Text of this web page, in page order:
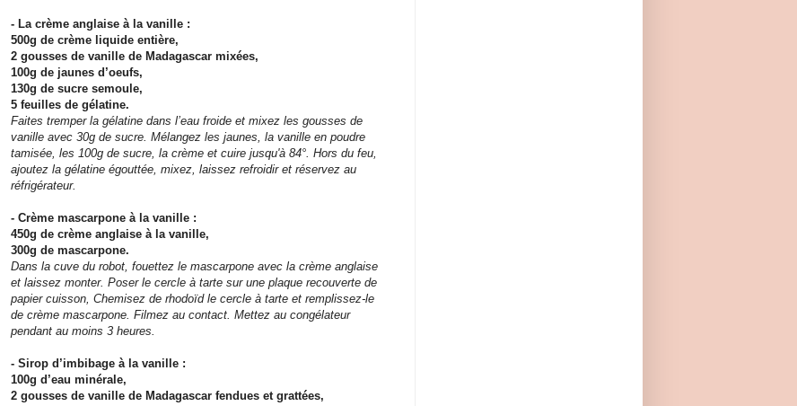
- La crème anglaise à la vanille :
500g de crème liquide entière,
2 gousses de vanille de Madagascar mixées,
100g de jaunes d’oeufs,
130g de sucre semoule,
5 feuilles de gélatine.
Faites tremper la gélatine dans l’eau froide et mixez les gousses de
vanille avec 30g de sucre. Mélangez les jaunes, la vanille en poudre
tamisée, les 100g de sucre, la crème et cuire jusqu'à 84°. Hors du feu,
ajoutez la gélatine égouttée, mixez, laissez refroidir et réservez au
réfrigérateur.
- Crème mascarpone à la vanille :
450g de crème anglaise à la vanille,
300g de mascarpone.
Dans la cuve du robot, fouettez le mascarpone avec la crème anglaise
et laissez monter. Poser le cercle à tarte sur une plaque recouverte de
papier cuisson, Chemisez de rhodoïd le cercle à tarte et remplissez-le
de crème mascarpone. Filmez au contact. Mettez au congélateur
pendant au moins 3 heures.
- Sirop d’imbibage à la vanille :
100g d’eau minérale,
2 gousses de vanille de Madagascar fendues et grattées,